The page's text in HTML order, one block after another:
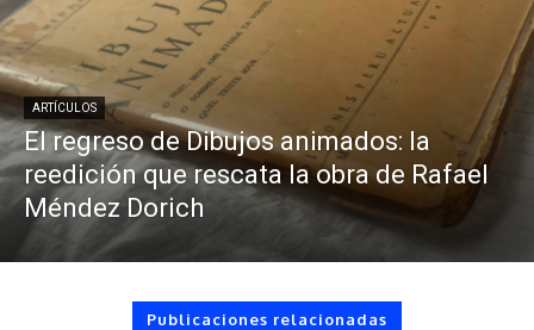
ARTÍCULOS
El regreso de Dibujos animados: la
reedición que rescata la obra de Rafael
Méndez Dorich
Publicaciones relacionadas